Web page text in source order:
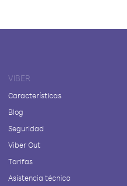
VIBER
Características
Blog
Seguridad
Viber Out
Tarifas
Asistencia técnica